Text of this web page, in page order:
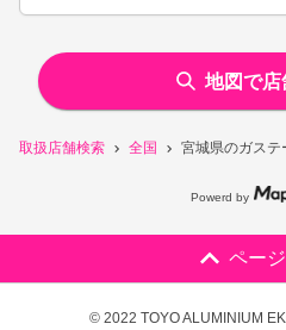
取扱店舗検索 全国 宮城県のガステ
地図で店
Powerd by
ペー
© 2022 TOYO ALUMINIUM